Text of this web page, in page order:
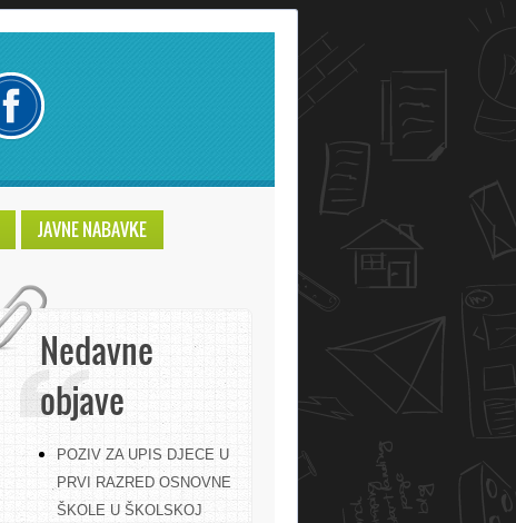
JAVNE NABAVKE
Nedavne
objave
POZIV ZA UPIS DJECE U
PRVI RAZRED OSNOVNE
ŠKOLE U ŠKOLSKOJ